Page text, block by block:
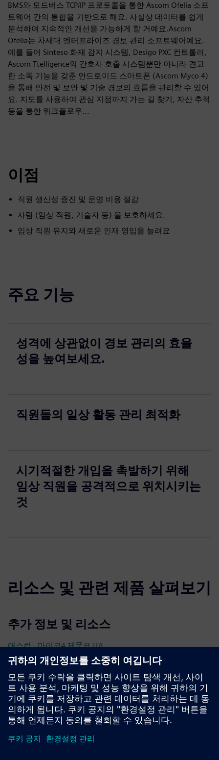
BMS와 모드버스 TCP/IP 프로토콜을 통한 Ascom Ofelia 소프
트웨어 간의 통합을 기반으로 해요. 사실상 데이터를 쉽게
분석하여 지속적인 개선을 가능하게 할 거예요.Ascom
Ofelia는 차세대 엔터프라이즈 경보 관리 소프트웨어예요.
예를 들어 Sinteso 화재 감지 시스템, Desigo PXC 컨트롤러,
Ascom Ttelligence의 간호사 호출 시스템뿐만 아니라 견고
한 소독 기능을 갖춘 안드로이드 스마트폰 (Ascom Myco 4)
을 통해 안전 및 보안 및 기술 경보의 흐름을 관리할 수 있어
요. 지도를 사용하여 관심 지점까지 가는 길 찾기, 자산 추적
등을 통한 워크플로우...
이점
직원 생산성 증진 및 운영 비용 절감
사람 (임상 직원, 기술자 등) 을 보호하세요.
임상 직원 유지와 새로운 인재 영입을 늘려요
주요 기능
성격에 상관없이 경보 관리의 효율
성을 높여보세요.
직원들의 일상 활동 관리 최적화
시기적절한 개입을 촉발하기 위해
임상 직원을 공격적으로 위치시키는
것
리소스 및 관련 제품 살펴보기
추가 정보 및 리소스
애스컴 - 마이코4 제품표 ITA
애스콤 오펠리아 브로슈어
선행 조건
데지오 CC & 블루GPS